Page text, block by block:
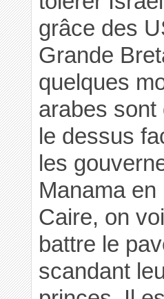
grâce des
Grande
quelques
arabes sont
le dessus
les
Manama
Caire, on
battre le
scandant